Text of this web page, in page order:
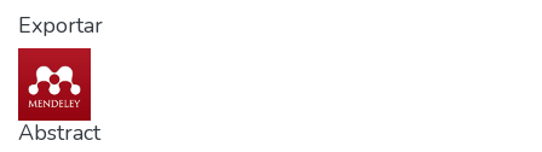
Exportar
Abstract